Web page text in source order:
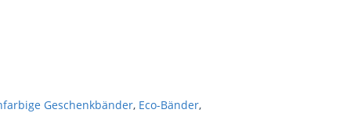
Geschenkbänder, Eco-Bänder,